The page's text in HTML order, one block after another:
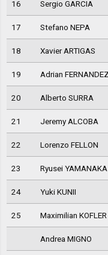
16 Sergio GARCIA
17 Stefano NEPA
18 Xavier ARTIGAS
19 Adrian FERNANDEZ
20 Alberto SURRA
21 Jeremy ALCOBA
22 Lorenzo FELLON
23 Ryusei YAMANAKA
24 Yuki KUNII
25 Maximilian KOFLER
Andrea MIGNO